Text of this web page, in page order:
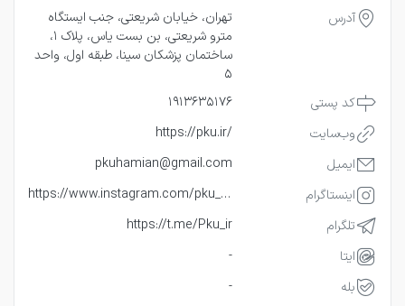
‌آدرس
تهران، خیابان شریعتی، جنب ایستگاه
مترو شریعتی، بن بست یاس، پلاک 1،
ساختمان پزشکان سینا، طبقه اول، واحد
5
کد پستی
1913635176
وب‌سایت
https://pku.ir/
ایمیل
pkuhamian@gmail.com
اینستاگرام
https://www.instagram.com/pku_ir/
تلگرام
https://t.me/Pku_ir
ایتا
-
بله
-